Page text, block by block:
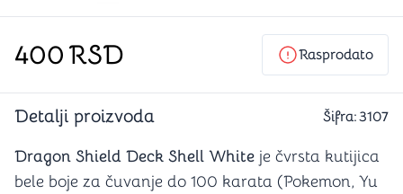
400RSD Rasprodato
Detalji proizvoda Šifra:3107
Dragon Shield Deck Shell White je čvrsta kutijica
bele boje za čuvanje do 100 karata (Pokemon, Yu